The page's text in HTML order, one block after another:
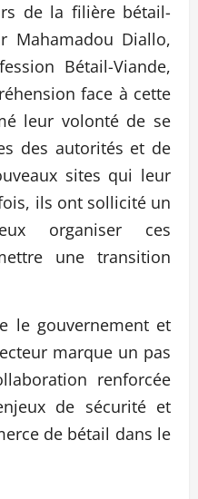
de la filière bétail-
Mahamadou Diallo,
Bétail-Viande,
face à cette
leur volonté de se
des autorités et de
sites qui leur
ils ont sollicité un
organiser ces
une transition
le gouvernement et
marque un pas
renforcée
de sécurité et
de bétail dans le